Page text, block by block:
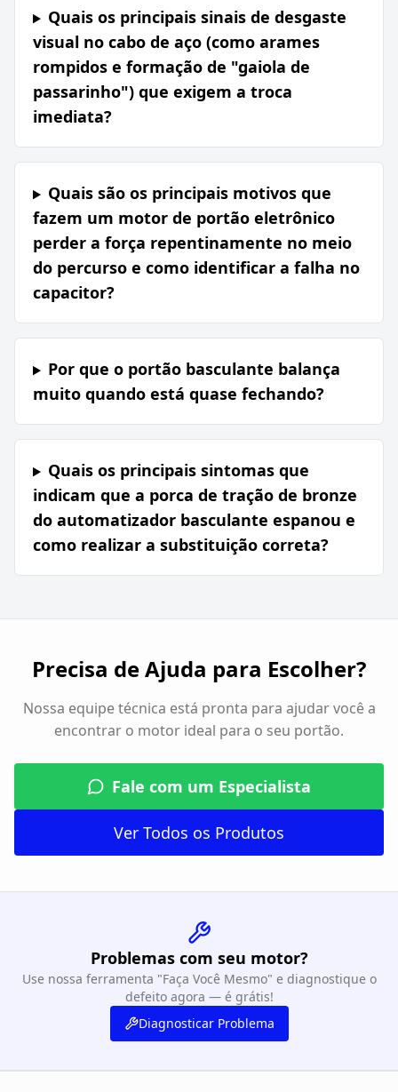
Quais os principais sinais de desgaste
visual no cabo de aço (como arames
rompidos e formação de "gaiola de
passarinho") que exigem a troca
imediata?
Quais são os principais motivos que
fazem um motor de portão eletrônico
perder a força repentinamente no meio
do percurso e como identificar a falha no
capacitor?
Por que o portão basculante balança
muito quando está quase fechando?
Quais os principais sintomas que
indicam que a porca de tração de bronze
do automatizador basculante espanou e
como realizar a substituição correta?
Precisa de Ajuda para Escolher?
Nossa equipe técnica está pronta para ajudar você a
encontrar o motor ideal para o seu portão.
Fale com um Especialista
Ver Todos os Produtos
Problemas com seu motor?
Use nossa ferramenta "Faça Você Mesmo" e diagnostique o
defeito agora — é grátis!
Diagnosticar Problema